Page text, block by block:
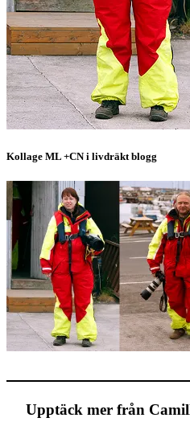
Kollage ML +CN i livdräkt blogg
Upptäck mer från